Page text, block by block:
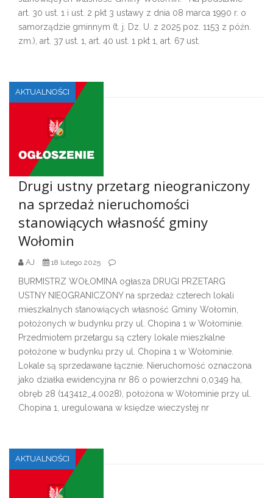
art. 30 ust. 1 i ust. 2 pkt 3 ustawy z dnia 08 marca 1990 r. o
samorządzie gminnym (t. j. Dz. U. z 2025 poz. 1153 z późn.
zm.), art. 37 ust. 1, art. 40 ust. 1 pkt 1, art. 67 ust.
AKTUALNOŚCI
Drugi ustny przetarg nieograniczony
na sprzedaż nieruchomości
stanowiących własność gminy
Wołomin
AJ 18 lutego 2025
BURMISTRZ WOŁOMINA ogłasza DRUGI PRZETARG
USTNY NIEOGRANICZONY na sprzedaż czterech lokali
mieszkalnych stanowiących własność Gminy Wołomin,
położonych w budynku przy ul. Chopina 1 w Wołominie.
Przedmiotem przetargu są cztery lokale mieszkalne
położone w budynku przy ul. Chopina 1 w Wołominie.
Lokale są sprzedawane łącznie. Nieruchomość oznaczona
jako działka ewidencyjna nr 86 o powierzchni 0,0349 ha,
obręb 28 (143412_4.0028), położona w Wołominie przy ul.
Chopina 1, uregulowana w księdze wieczystej nr
AKTUALNOŚCI